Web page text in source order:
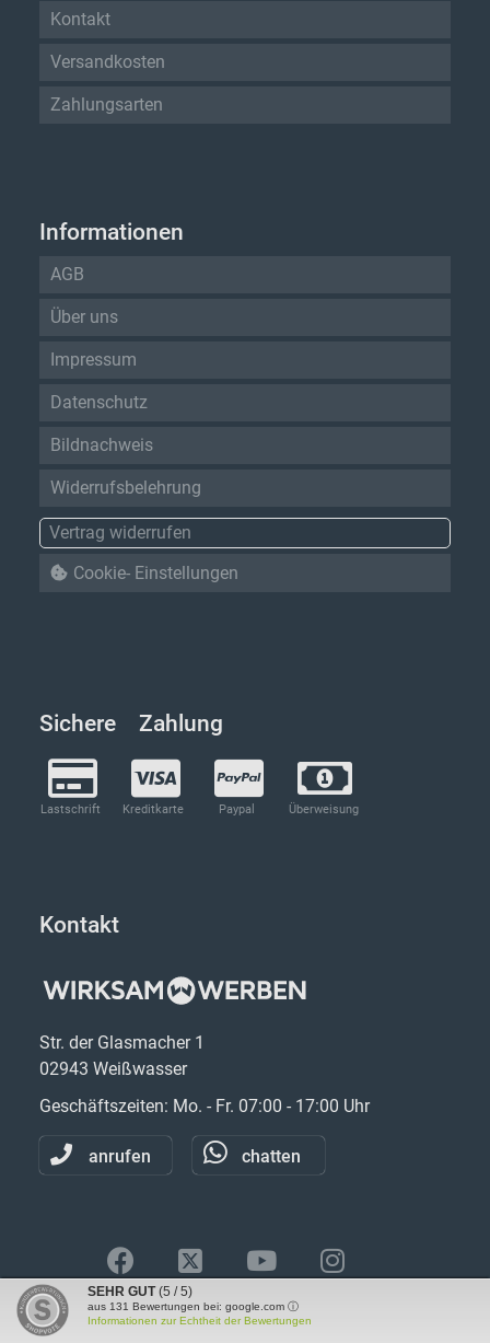
Sichere Zahlung
Lastschrift Kreditkarte Paypal Überweisung
Kontakt
Versandkosten
Zahlungsarten
Informationen
AGB
Über uns
Impressum
Datenschutz
Bildnachweis
Widerrufsbelehrung
Vertrag widerrufen
Cookie- Einstellungen
Kontakt
Str. der Glasmacher 1
02943 Weißwasser
Geschäftszeiten: Mo. - Fr. 07:00 - 17:00 Uhr
anrufen chatten
SEHR GUT (5 / 5)
aus 131 Bewertungen bei: google.com ⓘ
Informationen zur Echtheit der Bewertungen